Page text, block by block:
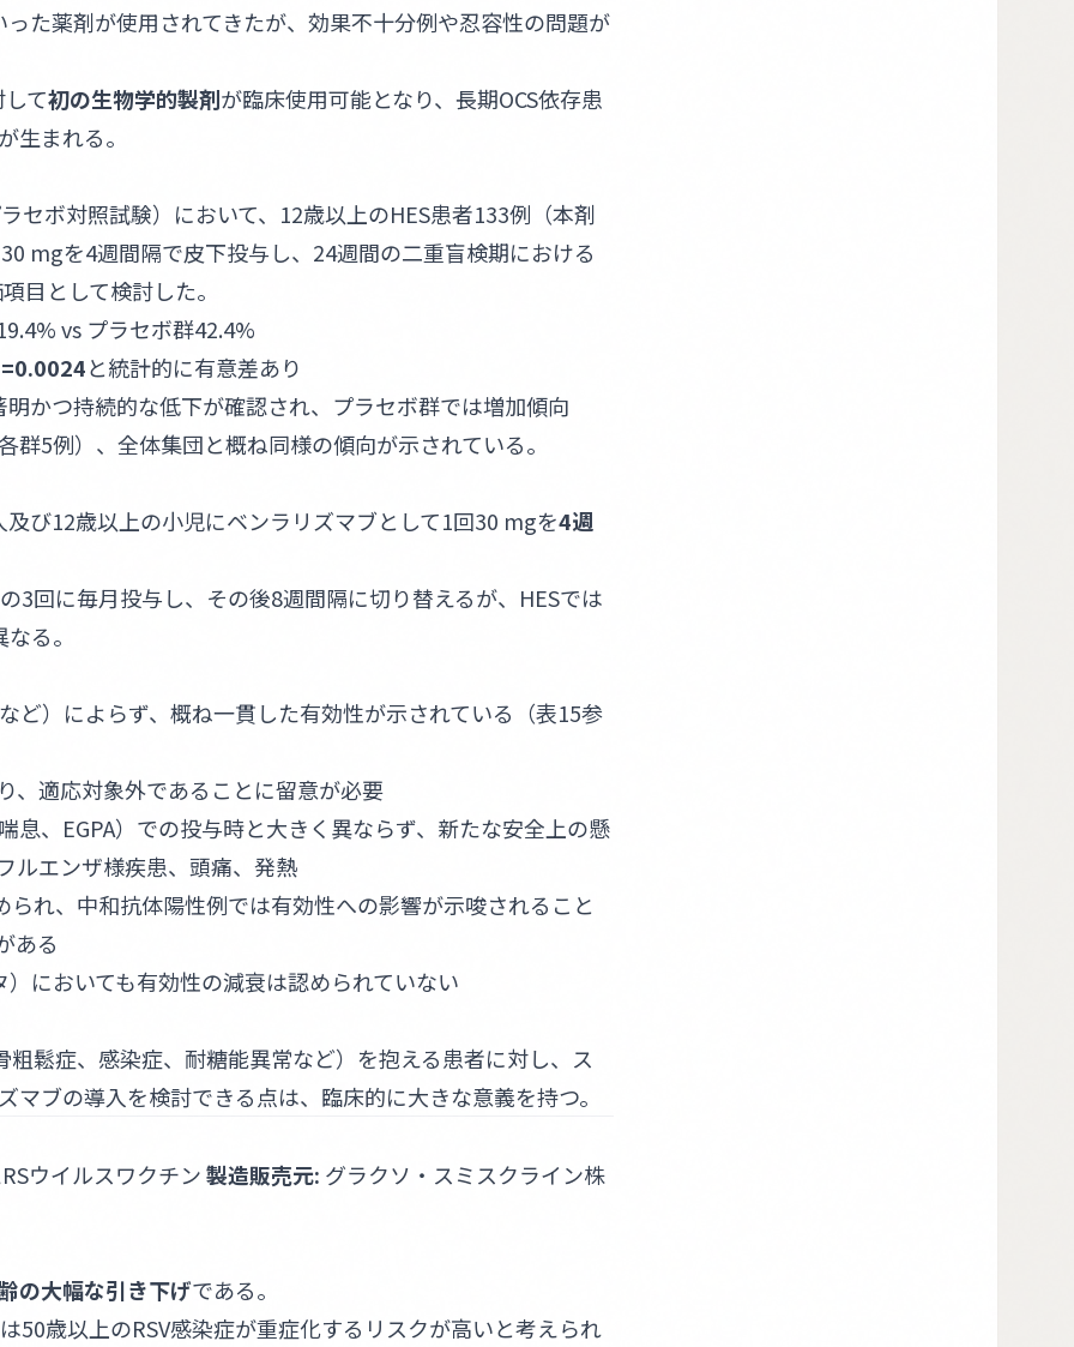
た薬剤が使用されてきたが、効果不十分例や忍容性の問題が
て初の生物学的製剤が臨床使用可能となり、長期OCS依存患
生まれる。
セボ対照試験）において、12歳以上のHES患者133例（本剤
mgを4週間隔で皮下投与し、24週間の二重盲検期における
目として検討した。
vs プラセボ群42.4%
と統計的に有意差あり
かつ持続的な低下が確認され、プラセボ群では増加傾向
5例）、全体集団と概ね同様の傾向が示されている。
び12歳以上の小児にベンラリズマブとして1回30 mgを4週
3回に毎月投与し、その後8週間隔に切り替えるが、HESでは
る。
ど）によらず、概ね一貫した有効性が示されている（表15参
、適応対象外であることに留意が必要
、EGPA）での投与時と大きく異ならず、新たな安全上の懸
ルエンザ様疾患、頭痛、発熱
れ、中和抗体陽性例では有効性への影響が示唆されること
ある
においても有効性の減衰は認められていない
粗鬆症、感染症、耐糖能異常など）を抱える患者に対し、ス
ブの導入を検討できる点は、臨床的に大きな意義を持つ。
ウイルスワクチン製造販売元: グラクソ・スミスクライン株
の大幅な引き下げである。
50歳以上のRSV感染症が重症化するリスクが高いと考えられ